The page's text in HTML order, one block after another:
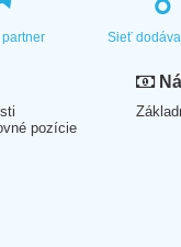
Sieť
pozície